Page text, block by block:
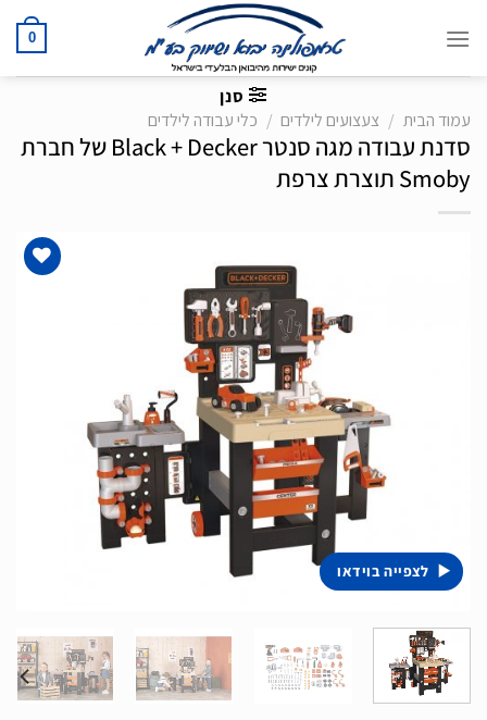
0
סנן
עמוד הבית
/ צעצועים לילדים / כלי עבודה לילדים
סדנת עבודה מגה סנטר Black + Decker של חברת
Smoby תוצרת צרפת
לצפייה בוידאו